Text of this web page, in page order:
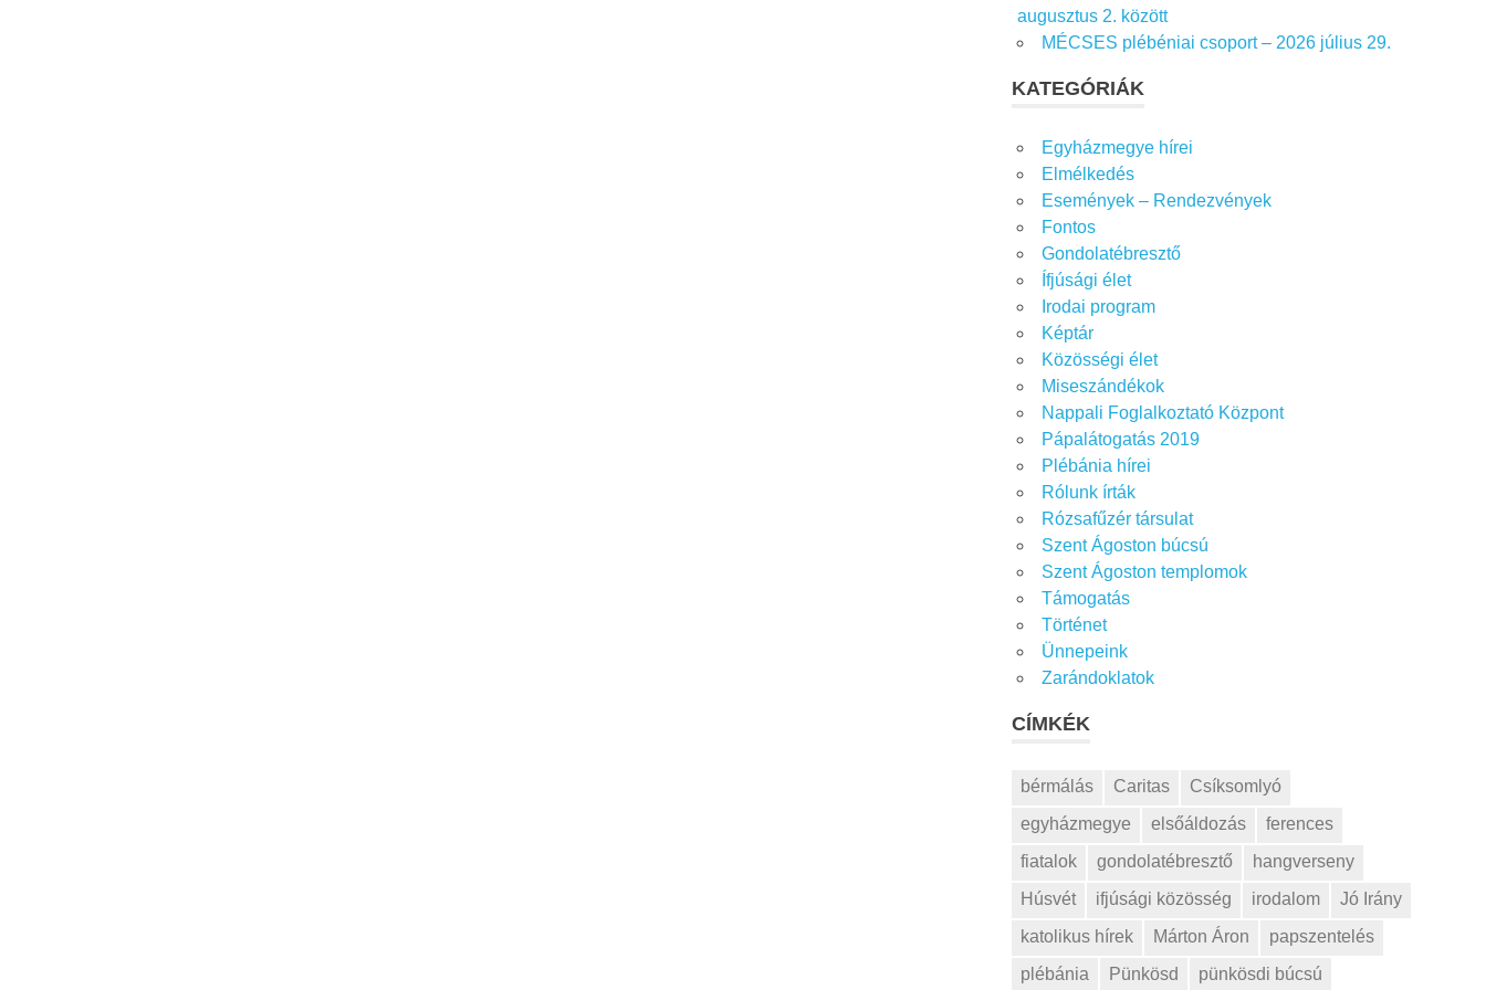
augusztus 2. között
MÉCSES plébéniai csoport – 2026 július 29.
KATEGÓRIÁK
Egyházmegye hírei
Elmélkedés
Események – Rendezvények
Fontos
Gondolatébresztő
Ífjúsági élet
Irodai program
Képtár
Közösségi élet
Miseszándékok
Nappali Foglalkoztató Központ
Pápalátogatás 2019
Plébánia hírei
Rólunk írták
Rózsafűzér társulat
Szent Ágoston búcsú
Szent Ágoston templomok
Támogatás
Történet
Ünnepeink
Zarándoklatok
CÍMKÉK
bérmálás Caritas
Csíksomlyó
egyházmegye
elsőáldozás
ferences
fiatalok
gondolatébresztő
hangverseny
Húsvét
ifjúsági közösség irodalom
Jó Irány
katolikus hírek
Márton Áron
papszentelés
plébánia
Pünkösd pünkösdi búcsú